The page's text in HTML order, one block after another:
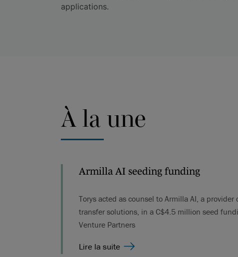
applications.
À la une
Armilla AI seeding funding
Torys acted as counsel to Armilla AI, a
transfer solutions, in a C$4.5 million seed
Venture Partners
Lire la suite